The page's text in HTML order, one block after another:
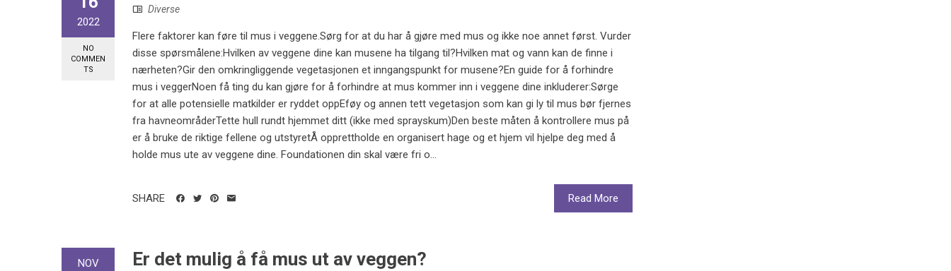
2022
NO
COMMEN
TS
Diverse
Flere faktorer kan føre til mus i veggene.Sørg for at du har å gjøre med mus og ikke noe annet først. Vurder
disse spørsmålene:Hvilken av veggene dine kan musene ha tilgang til?Hvilken mat og vann kan de finne i
nærheten?Gir den omkringliggende vegetasjonen et inngangspunkt for musene?En guide for å forhindre
mus i veggerNoen få ting du kan gjøre for å forhindre at mus kommer inn i veggene dine inkluderer:Sørge
for at alle potensielle matkilder er ryddet oppEføy og annen tett vegetasjon som kan gi ly til mus bør fjernes
fra havneområderTette hull rundt hjemmet ditt (ikke med sprayskum)Den beste måten å kontrollere mus på
er å bruke de riktige fellene og utstyretÅ opprettholde en organisert hage og et hjem vil hjelpe deg med å
holde mus ute av veggene dine. Foundationen din skal være fri o...
Read More
SHARE
NOV Er det mulig å få mus ut av veggen?